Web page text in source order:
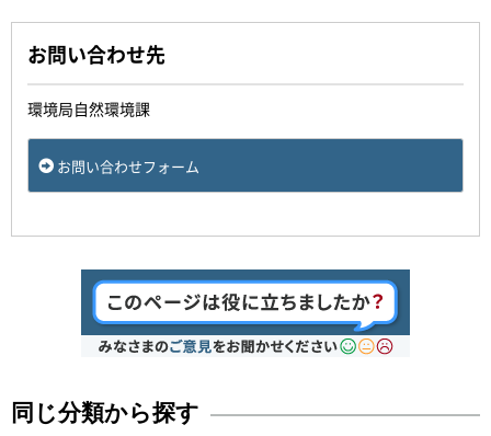
お問い合わせ先
環境局自然環境課
お問い合わせフォーム
同じ分類から探す